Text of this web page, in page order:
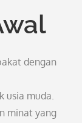
dengan
usia muda.
minat yang